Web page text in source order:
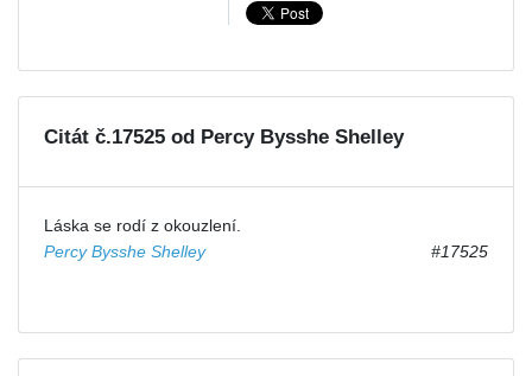
Citát č.17525 od Percy Bysshe Shelley
Láska se rodí z okouzlení.
Percy Bysshe Shelley
#17525